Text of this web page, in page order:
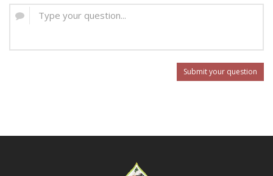
Submit your question